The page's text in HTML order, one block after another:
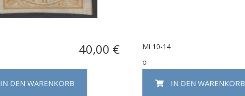
40,00 €
IN DEN WARENKORB
Mi 10-14
o
IN DEN WARENKORB